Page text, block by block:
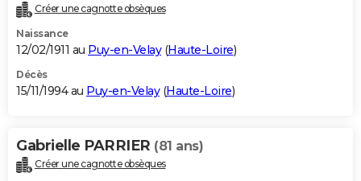
Créer une cagnotte obsèques
Naissance
12/02/1911 au Puy-en-Velay(Haute-Loire)
Décès
15/11/1994 au Puy-en-Velay(Haute-Loire)
Gabrielle PARRIER (81 ans)
Créer une cagnotte obsèques